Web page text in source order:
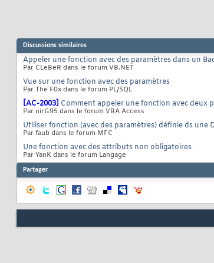
Discussions similaires
Appeler une fonction avec des paramètres dans un
Par CLeBeR dans le forum VB.NET
Vue sur une fonction avec des paramètres
Par The F0x dans le forum PL/SQL
[AC-2003] Comment appeler une fonction avec deux
Par nirG95 dans le forum VBA Access
Utiliser fonction (avec des paramètres) définie ds une
Par faub dans le forum MFC
Une fonction avec des attributs non obligatoires
Par YanK dans le forum Langage
Partager